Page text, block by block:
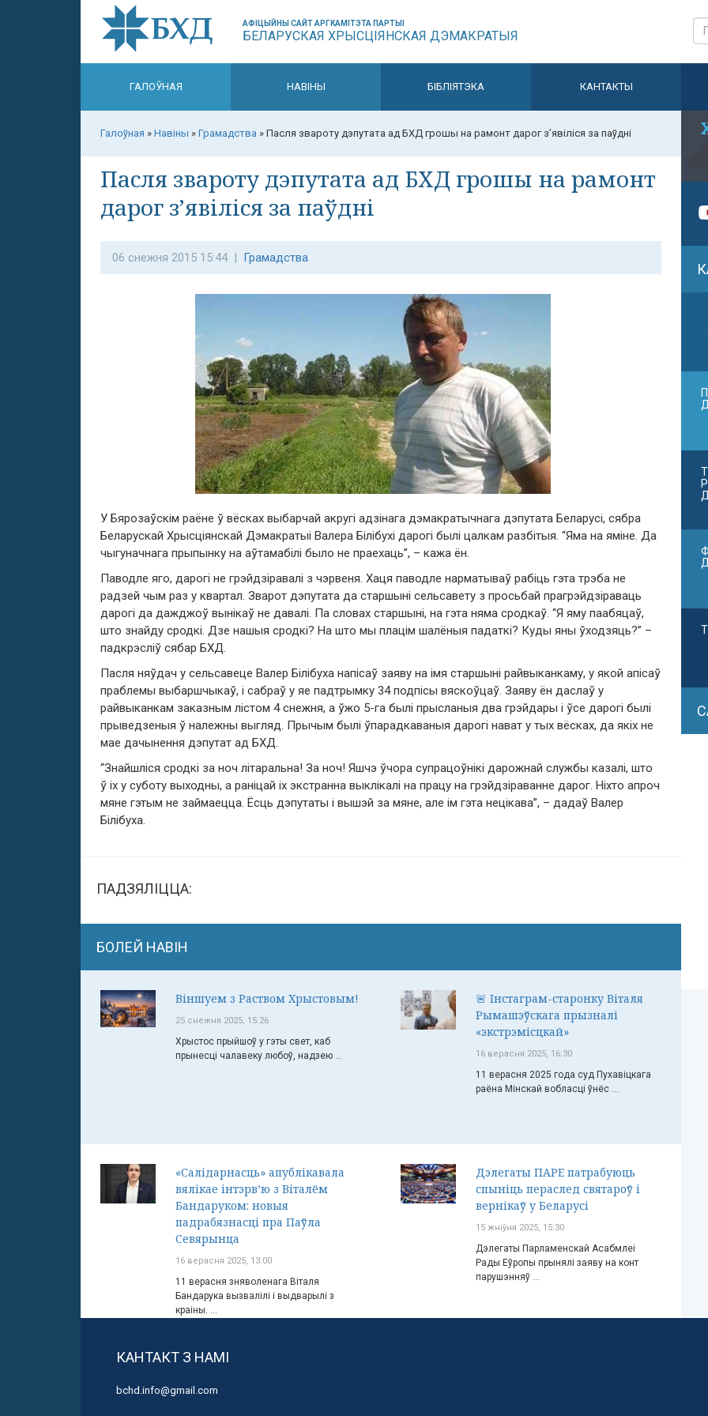
АФІЦЫЙНЫ САЙТ АРГКАМІТЭТА ПАРТЫІ
БЕЛАРУСКАЯ ХРЫСЦІЯНСКАЯ ДЭМАКРАТЫЯ
ГАЛОЎНАЯ НАВІНЫ БІБЛІЯТЭКА КАНТАКТЫ
Галоўная » Навіны » Грамадства » Пасля звароту дэпутата ад БХД грошы на рамонт дарог з’явіліся за паўдні
Пасля звароту дэпутата ад БХД грошы на рамонт
дарог з’явіліся за паўдні
06 снежня 2015 15:44 | Грамадства
У Бярозаўскім раёне ў вёсках выбарчай акругі адзінага дэмакратычнага дэпутата Беларусі, сябра
Беларускай Хрысціянскай Дэмакратыі Валера Білібухі дарогі былі цалкам разбітыя. “Яма на яміне. Да
чыгуначнага прыпынку на аўтамабілі было не праехаць”, – кажа ён.
Паводле яго, дарогі не грэйдзіравалі з чэрвеня. Хаця паводле нарматываў рабіць гэта трэба не
радзей чым раз у квартал. Зварот дэпутата да старшыні сельсавету з просьбай прагрэйдзіраваць
дарогі да дажджоў вынікаў не давалі. Па словах старшыні, на гэта няма сродкаў. “Я яму паабяцаў,
што знайду сродкі. Дзе нашыя сродкі? На што мы плацім шалёныя падаткі? Куды яны ўходзяць?” –
падкрэсліў сябар БХД.
Пасля няўдач у сельсавеце Валер Білібуха напісаў заяву на імя старшыні райвыканкаму, у якой апісаў
праблемы выбаршчыкаў, і сабраў у яе падтрымку 34 подпісы вяскоўцаў. Заяву ён даслаў у
райвыканкам заказным лістом 4 снежня, а ўжо 5-га былі прысланыя два грэйдары і ўсе дарогі былі
прыведзеныя ў належны выгляд. Прычым былі ўпарадкаваныя дарогі нават у тых вёсках, да якіх не
мае дачынення дэпутат ад БХД.
“Знайшліся сродкі за ноч літаральна! За ноч! Яшчэ ўчора супрацоўнікі дарожнай службы казалі, што
ў іх у суботу выходны, а раніцай іх экстранна выклікалі на працу на грэйдзіраванне дарог. Ніхто апроч
мяне гэтым не займаецца. Ёсць дэпутаты і вышэй за мяне, але ім гэта нецікава”, – дадаў Валер
Білібуха.
ПАДЗЯЛІЦЦА:
БОЛЕЙ НАВІН
Віншуем з Раством Хрыстовым!
25 снежня 2025, 15:26
Хрыстос прыйшоў у гэты свет, каб
прынесці чалавеку любоў, надзею ...
🚨 Інстаграм-старонку Віталя
Рымашэўскага прызналі
«экстрэмісцкай»
16 верасня 2025, 16:30
11 верасня 2025 года суд Пухавіцкага
раёна Мінскай вобласці ўнёс ...
«Салідарнасць» апублікавала
вялікае інтэрв’ю з Віталём
Бандаруком: новыя
падрабязнасці пра Паўла
Севярынца
16 верасня 2025, 13:00
11 верасня зняволенага Віталя
Бандарука вызвалілі і выдварылі з
краіны. ...
Дэлегаты ПАРЕ патрабуюць
спыніць пераслед святароў і
вернікаў у Беларусі
15 жніўня 2025, 15:30
Дэлегаты Парламенскай Асабмлеі
Рады Еўропы прынялі заяву на конт
парушэнняў ...
КАНТАКТ З НАМІ
bchd.info@gmail.com